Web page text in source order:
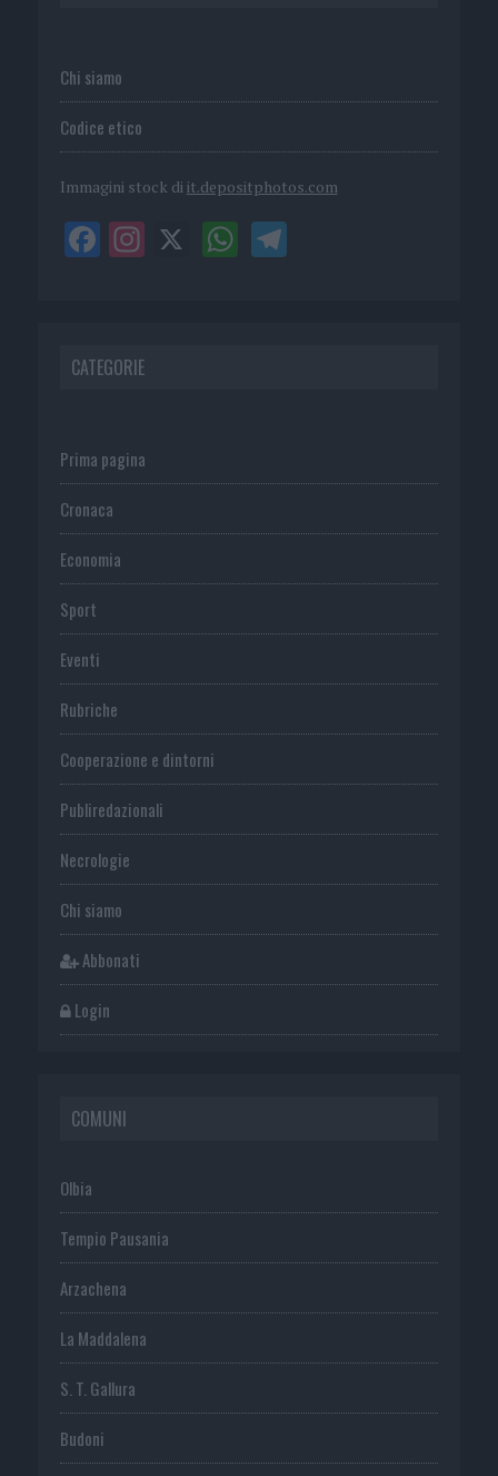
Chi siamo
Codice etico
Immagini stock di it.depositphotos.com
CATEGORIE
Prima pagina
Cronaca
Economia
Sport
Eventi
Rubriche
Cooperazione e dintorni
Publiredazionali
Necrologie
Chi siamo
Abbonati
Login
COMUNI
Olbia
Tempio Pausania
Arzachena
La Maddalena
S. T. Gallura
Budoni